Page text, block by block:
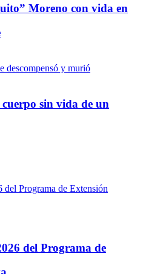
Moreno con vida en
sin vida de un
del Programa de